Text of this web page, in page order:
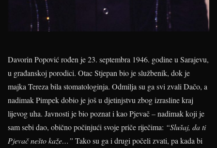
Davorin Popović rođen je 23. septembra 1946. godine u Sarajevu,
u građanskoj porodici. Otac Stjepan bio je službenik, dok je
majka Tereza bila stomatologinja. Odmilja su ga svi zvali Dačo, a
nadimak Pimpek dobio je još u djetinjstvu zbog izrasline kraj
lijevog uha. Javnosti je bio poznat i kao Pjevač – nadimak koji je
sam sebi dao, obično počinjući svoje priče riječima: “Slušaj, da ti
Pjevač nešto kaže…” Tako su ga i drugi počeli zvati, pa kada bi